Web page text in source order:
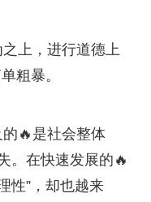
上，进行道德上
粗暴。
🔥是社会整体
。在快速发展的🔥
性”，却也越来